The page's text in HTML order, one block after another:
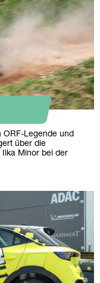
ORF-Legende und
über die
Ilka Minor bei der